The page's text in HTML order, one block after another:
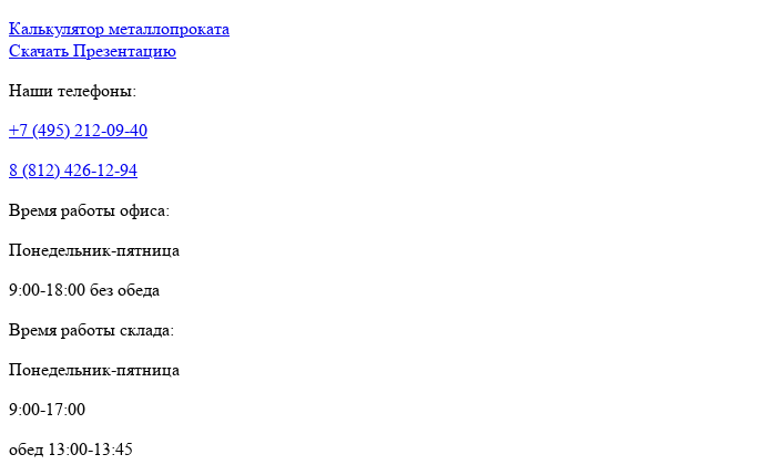
Калькулятор металлопроката
Скачать Презентацию
Наши телефоны:
+7 (495) 212-09-40
8 (812) 426-12-94
Время работы офиса:
Понедельник-пятница
9:00-18:00 без обеда
Время работы склада:
Понедельник-пятница
9:00-17:00
обед 13:00-13:45